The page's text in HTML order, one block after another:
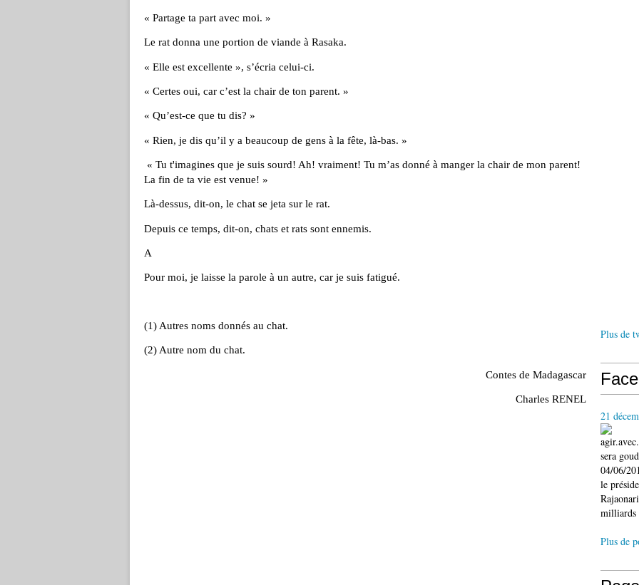
« Partage ta part avec moi. »
Le rat donna une portion de viande à Rasaka.
« Elle est excellente », s’écria celui-ci.
« Certes oui, car c’est la chair de ton parent. »
« Qu’est-ce que tu dis? »
« Rien, je dis qu’il y a beaucoup de gens à la fête, là-bas. »
« Tu t'imagines que je suis sourd! Ah! vraiment! Tu m’as donné à manger la chair de mon parent!
La fin de ta vie est venue! »
Là-dessus, dit-on, le chat se jeta sur le rat.
Depuis ce temps, dit-on, chats et rats sont ennemis.
A
Pour moi, je laisse la parole à un autre, car je suis fatigué.
(1) Autres noms donnés au chat.
(2) Autre nom du chat.
Contes de Madagascar
Charles RENEL
Plus de
21
sera
04/06/
le
milliards
Plus de